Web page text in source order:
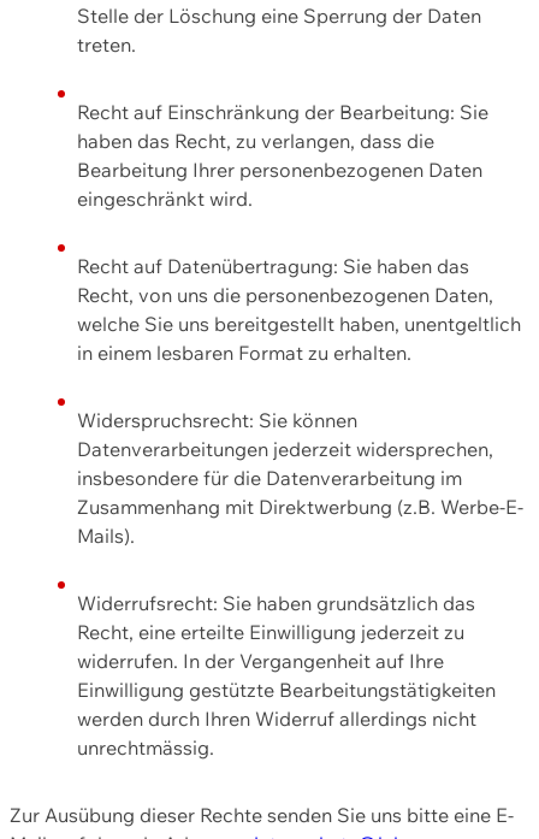
Stelle der Löschung eine Sperrung der Daten
treten.
Recht auf Einschränkung der Bearbeitung: Sie
haben das Recht, zu verlangen, dass die
Bearbeitung Ihrer personenbezogenen Daten
eingeschränkt wird.
Recht auf Datenübertragung: Sie haben das
Recht, von uns die personenbezogenen Daten,
welche Sie uns bereitgestellt haben, unentgeltlich
in einem lesbaren Format zu erhalten.
Widerspruchsrecht: Sie können
Datenverarbeitungen jederzeit widersprechen,
insbesondere für die Datenverarbeitung im
Zusammenhang mit Direktwerbung (z.B. Werbe-E-
Mails).
Widerrufsrecht: Sie haben grundsätzlich das
Recht, eine erteilte Einwilligung jederzeit zu
widerrufen. In der Vergangenheit auf Ihre
Einwilligung gestützte Bearbeitungstätigkeiten
werden durch Ihren Widerruf allerdings nicht
unrechtmässig.
Zur Ausübung dieser Rechte senden Sie uns bitte eine E-